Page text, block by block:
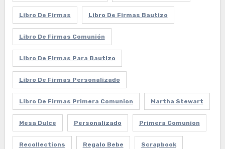
Libro De Firmas Libro De Firmas Bautizo
Libro De Firmas Comunión
Libro De Firmas Para Bautizo
Libro De Firmas Personalizado
Libro De Firmas Primera Comunion Martha Stewart
Mesa Dulce Personalizado Primera Comunion
Recollections Regalo Bebe Scrapbook